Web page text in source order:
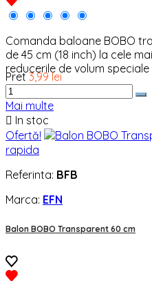
Comanda baloane BOBO
de 45 cm (18 inch) la cele
reducerile de volum
Pret 3,99 lei
Mai multe
 In stoc
Ofertă!
rapida
Referinta: BFB
Marca: EFN
Balon BOBO Transparent 60 cm